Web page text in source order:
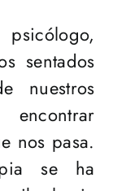
sentados
nuestros
nos pasa.
se ha